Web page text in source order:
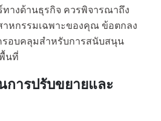
ทางด้านธุรกิจ ควรพิจารณาถึง
หกรรมเฉพาะของคุณ ข้อตกลง
รอบคลุมสำหรับการสนับสนุน
นที่
การปรับขยายและ